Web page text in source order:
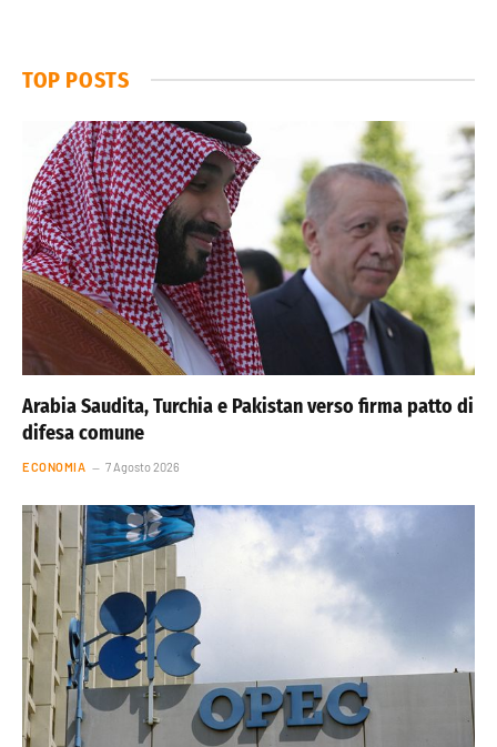
TOP POSTS
Arabia Saudita, Turchia e Pakistan verso firma patto di
difesa comune
ECONOMIA 7 Agosto 2026